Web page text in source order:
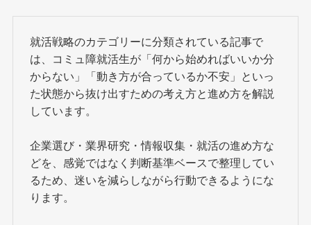
就活戦略のカテゴリーに分類されている記事で
は、コミュ障就活生が「何から始めればいいか分
からない」「動き方が合っているか不安」といっ
た状態から抜け出すための考え方と進め方を解説
しています。
企業選び・業界研究・情報収集・就活の進め方な
どを、感覚ではなく判断基準ベースで整理してい
るため、迷いを減らしながら行動できるようにな
ります。